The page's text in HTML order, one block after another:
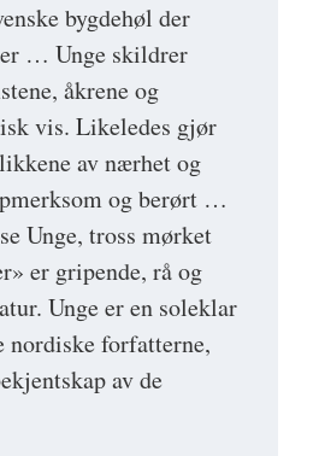
bygdehøl der
… Unge skildrer
åkrene og
vis. Likeledes gjør
av nærhet og
og berørt …
Unge, tross mørket
er gripende, rå og
Unge er en soleklar
nordiske forfatterne,
av de